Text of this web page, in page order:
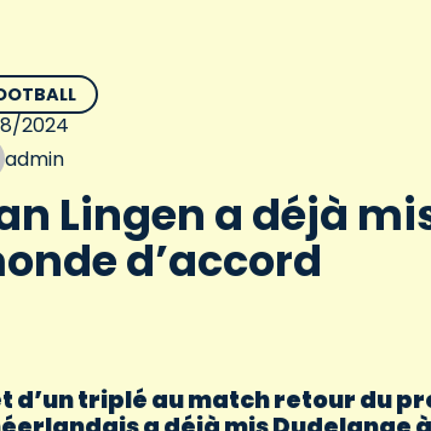
2024
admin
Lingen a déjà
d’accord
d’un triplé au match retour du